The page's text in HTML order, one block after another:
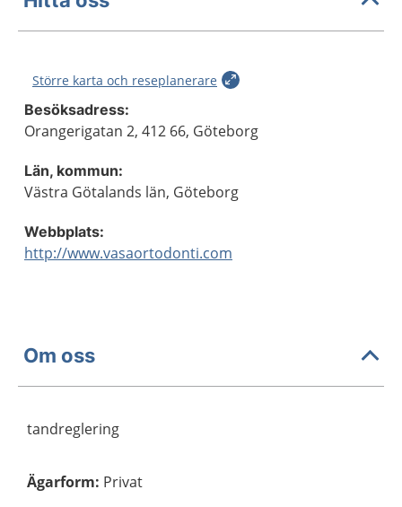
Större karta och reseplanerare
Besöksadress:
Orangerigatan 2, 412 66, Göteborg
Län, kommun:
Västra Götalands län, Göteborg
Webbplats:
http://www.vasaortodonti.com
Om oss
tandreglering
Ägarform: Privat